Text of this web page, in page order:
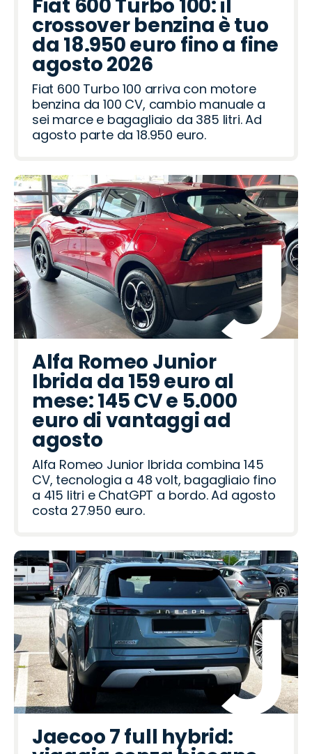
a
R
o
m
e
o
d
a
i
R
o
v
e
r
a
i
a
o
o
e
o
t
a
t
h
o
ë
n
Fiat 600 Turbo 100: il
crossover benzina è tuo
da 18.950 euro fino a fine
agosto 2026
Fiat 600 Turbo 100 arriva con motore
benzina da 100 CV, cambio manuale a
sei marce e bagagliaio da 385 litri. Ad
agosto parte da 18.950 euro.
Alfa Romeo Junior
Ibrida da 159 euro al
mese: 145 CV e 5.000
euro di vantaggi ad
agosto
Alfa Romeo Junior Ibrida combina 145
CV, tecnologia a 48 volt, bagagliaio fino
a 415 litri e ChatGPT a bordo. Ad agosto
costa 27.950 euro.
Jaecoo 7 full hybrid: